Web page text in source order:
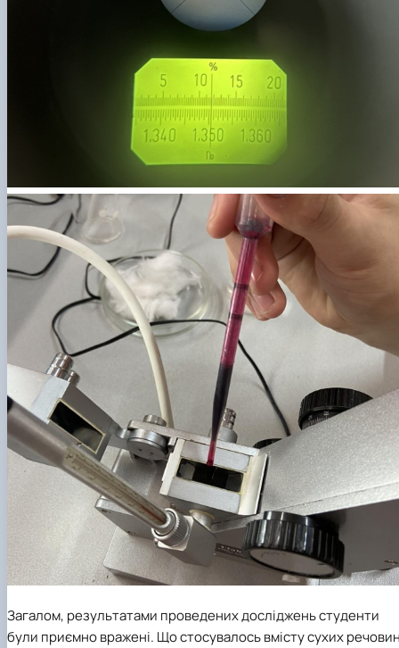
Загалом, результатами проведених досліджень студенти
були приємно вражені. Що стосувалось вмісту сухих